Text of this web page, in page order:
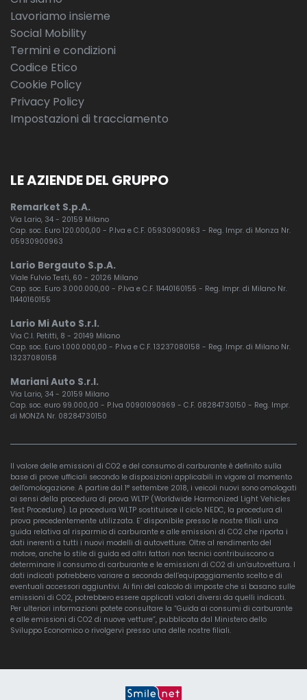
Lavoriamo insieme
Social Mobility
Termini e condizioni
Codice Etico
Cookie Policy
Privacy Policy
Impostazioni di tracciamento
LE AZIENDE DEL GRUPPO
Remarket S.p.A.
Via Lario, 34 - 20159 Milano
Cap. soc. Euro 120.000,00 - P.Iva e C.F. 05930900963 - Reg. Impr. di Monza Nr.
05930900963
Lario Bergauto S.p.A.
Viale Fulvio Testi, 60 - 20126 Milano
Cap. soc. Euro 3.000.000,00 - P.Iva e C.F. 11440160155 - Reg. Impr. di Milano Nr.
11440160155
Lario Mi Auto S.r.l.
Via C.I. Petitti, 8 - 20149 Milano
Cap. soc. Euro 1.000.000,00 - P.Iva e C.F. 13237080158 - Reg. Impr. di Milano Nr.
13237080158
Mariani Auto S.r.l.
Via Lario, 34 - 20159 Milano
Cap. soc. euro 99.000,00 - P.Iva 00901090969 - C.F. 08284730150 - Reg. Impr.
di MONZA Nr. 08284730150
Il valore delle emissioni di CO2 e del consumo di carburante è definito sulla
base di prove ufficiali secondo le disposizioni applicabili in vigore al momento
dell'omologazione. A partire dal 1° settembre 2018, i veicoli nuovi sono omologati
ai sensi della procedura di prova WLTP (Worldwide Harmonized Light Vehicles
Test Procedure). La procedura WLTP sostituisce il ciclo NEDC, la procedura di
prova precedentemente utilizzata. E’ disponibile presso le nostre filiali una
guida relativa al risparmio di carburante e alle emissioni di CO2 che riporta i
dati inerenti a tutti i nuovi modelli di autovetture. Oltre al rendimento del
motore, anche lo stile di guida ed altri fattori non tecnici contribuiscono a
determinare il consumo di carburante e le emissioni di CO2 di un’autovettura. I
dati indicati potrebbero variare a seconda dell’equipaggiamento scelto e di
eventuali accessori aggiuntivi. Ai fini del calcolo di imposte che si basano sulle
emissioni di CO2, potrebbero essere applicati valori diversi da quelli indicati.
Per ulteriori informazioni potete consultare la “Guida ai consumi di carburante
e alle emissioni di CO2 di nuove vetture”, pubblicata dal Ministero dello
Sviluppo Economico o rivolgervi presso una delle nostre filiali.